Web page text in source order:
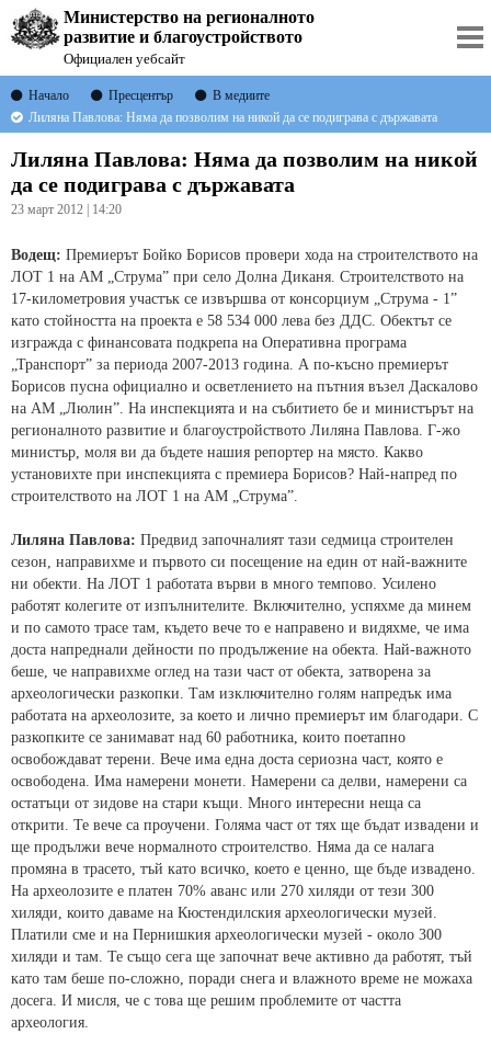
Министерство на регионалното
развитие и благоустройството
Официален уебсайт
Начало Пресцентър
В медиите
Лиляна Павлова: Няма да позволим на никой да се подиграва с държавата
Лиляна Павлова: Няма да позволим на никой
да се подиграва с държавата
23 март 2012 | 14:20
Водещ: Премиерът Бойко Борисов провери хода на строителството на
ЛОТ 1 на АМ „Струма” при село Долна Диканя. Строителството на
17-километровия участък се извършва от консорциум „Струма - 1”
като стойността на проекта е 58 534 000 лева без ДДС. Обектът се
изгражда с финансовата подкрепа на Оперативна програма
„Транспорт” за периода 2007-2013 година. А по-късно премиерът
Борисов пусна официално и осветлението на пътния възел Даскалово
на АМ „Люлин”. На инспекцията и на събитието бе и министърът на
регионалното развитие и благоустройството Лиляна Павлова. Г-жо
министър, моля ви да бъдете нашия репортер на място. Какво
установихте при инспекцията с премиера Борисов? Най-напред по
строителството на ЛОТ 1 на АМ „Струма”.
Лиляна Павлова: Предвид започналият тази седмица строителен
сезон, направихме и първото си посещение на един от най-важните
ни обекти. На ЛОТ 1 работата върви в много темпово. Усилено
работят колегите от изпълнителите. Включително, успяхме да минем
и по самото трасе там, където вече то е направено и видяхме, че има
доста напреднали дейности по продължение на обекта. Най-важното
беше, че направихме оглед на тази част от обекта, затворена за
археологически разкопки. Там изключително голям напредък има
работата на археолозите, за което и лично премиерът им благодари. С
разкопките се занимават над 60 работника, които поетапно
освобождават терени. Вече има една доста сериозна част, която е
освободена. Има намерени монети. Намерени са делви, намерени са
остатъци от зидове на стари къщи. Много интересни неща са
открити. Те вече са проучени. Голяма част от тях ще бъдат извадени и
ще продължи вече нормалното строителство. Няма да се налага
промяна в трасето, тъй като всичко, което е ценно, ще бъде извадено.
На археолозите е платен 70% аванс или 270 хиляди от тези 300
хиляди, които даваме на Кюстендилския археологически музей.
Платили сме и на Пернишкия археологически музей - около 300
хиляди и там. Те също сега ще започнат вече активно да работят, тъй
като там беше по-сложно, поради снега и влажното време не можаха
досега. И мисля, че с това ще решим проблемите от частта
археология.